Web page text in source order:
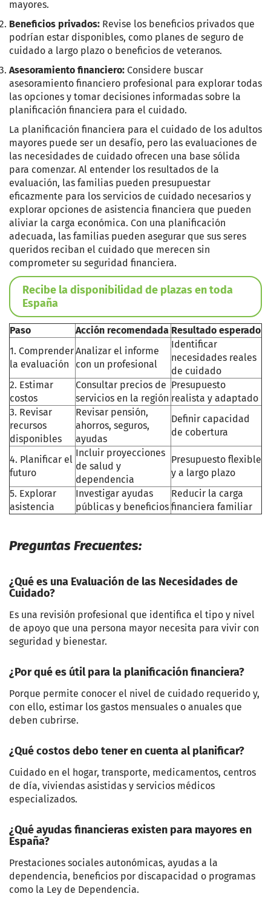
mayores.
Beneficios privados: Revise los beneficios privados que
podrían estar disponibles, como planes de seguro de
cuidado a largo plazo o beneficios de veteranos.
Asesoramiento financiero: Considere buscar
asesoramiento financiero profesional para explorar todas
las opciones y tomar decisiones informadas sobre la
planificación financiera para el cuidado.
La planificación financiera para el cuidado de los adultos
mayores puede ser un desafío, pero las evaluaciones de
las necesidades de cuidado ofrecen una base sólida
para comenzar. Al entender los resultados de la
evaluación, las familias pueden presupuestar
eficazmente para los servicios de cuidado necesarios y
explorar opciones de asistencia financiera que pueden
aliviar la carga económica. Con una planificación
adecuada, las familias pueden asegurar que sus seres
queridos reciban el cuidado que merecen sin
comprometer su seguridad financiera.
Recibe la disponibilidad de plazas en toda
España
Paso Acción recomendada Resultado esperado
1. Comprender
la evaluación
Analizar el informe
con un profesional
Identificar
necesidades reales
de cuidado
2. Estimar
costos
Consultar precios de
servicios en la región
Presupuesto
realista y adaptado
3. Revisar
recursos
disponibles
Revisar pensión,
ahorros, seguros,
ayudas
Definir capacidad
de cobertura
4. Planificar el
futuro
Incluir proyecciones
de salud y
dependencia
Presupuesto flexible
y a largo plazo
5. Explorar
asistencia
Investigar ayudas
públicas y beneficios
Reducir la carga
financiera familiar
Preguntas Frecuentes:
¿Qué es una Evaluación de las Necesidades de
Cuidado?
Es una revisión profesional que identifica el tipo y nivel
de apoyo que una persona mayor necesita para vivir con
seguridad y bienestar.
¿Por qué es útil para la planificación financiera?
Porque permite conocer el nivel de cuidado requerido y,
con ello, estimar los gastos mensuales o anuales que
deben cubrirse.
¿Qué costos debo tener en cuenta al planificar?
Cuidado en el hogar, transporte, medicamentos, centros
de día, viviendas asistidas y servicios médicos
especializados.
¿Qué ayudas financieras existen para mayores en
España?
Prestaciones sociales autonómicas, ayudas a la
dependencia, beneficios por discapacidad o programas
como la Ley de Dependencia.